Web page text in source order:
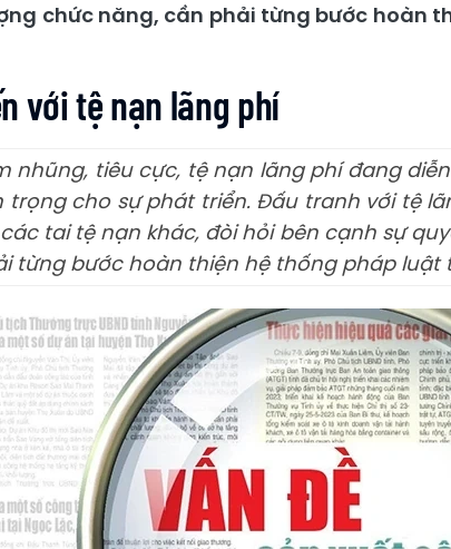
chức năng, cần phải từng bước hoàn
với tệ nạn lãng phí
nhũng, tiêu cực, tệ nạn lãng phí đang
trọng cho sự phát triển. Đấu tranh với tệ
tai tệ nạn khác, đòi hỏi bên cạnh sự
từng bước hoàn thiện hệ thống pháp luật